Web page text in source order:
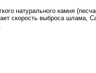
натурального камня
скорость выброса шлама,